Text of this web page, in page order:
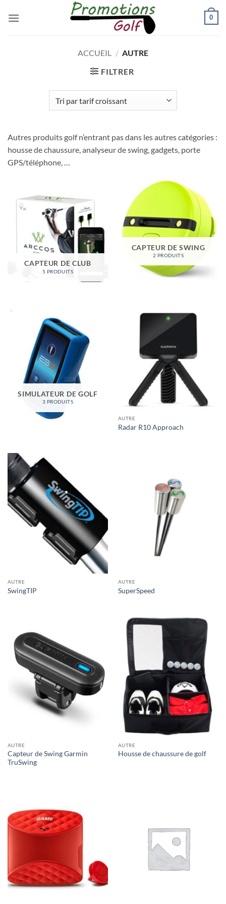
0
ACCUEIL / AUTRE
FILTRER
Autres produits golf n’entrant pas dans les autres catégories :
housse de chaussure, analyseur de swing, gadgets, porte
GPS/téléphone, …
CAPTEUR DE CLUB
5 PRODUITS
CAPTEUR DE SWING
2 PRODUITS
SIMULATEUR DE GOLF
3 PRODUITS
AUTRE
Radar R10 Approach
AUTRE
SwingTIP
AUTRE
SuperSpeed
AUTRE
Capteur de Swing Garmin
TruSwing
AUTRE
Housse de chaussure de golf